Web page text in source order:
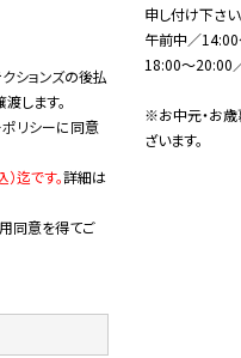
ションズの後払
します。
リシーに同意
迄です。詳細は
同意を得てご
申し付け下さい
午前中／
18:00～20:00
※お中元・お
ざいます。